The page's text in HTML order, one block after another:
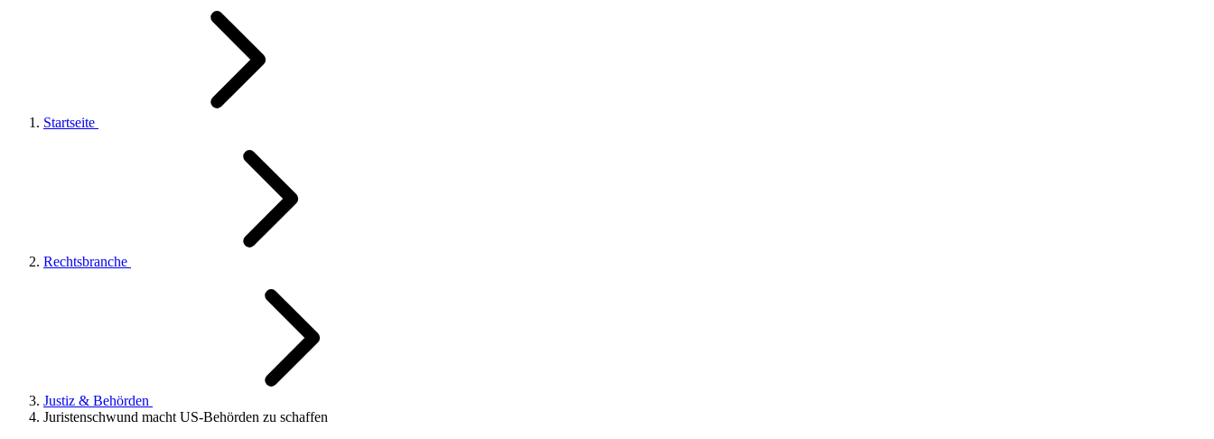
Startseite
Rechtsbranche
Justiz & Behörden
Juristenschwund macht US-Behörden zu schaffen